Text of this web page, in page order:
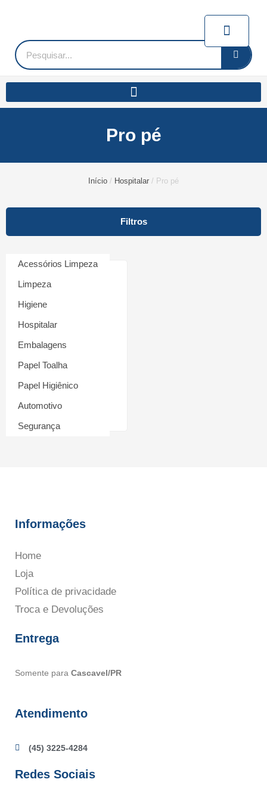
conteúdoPesquisar
Pro pé
Início / Hospitalar / Pro pé
Filtros
Acessórios Limpeza
Limpeza
Higiene
Hospitalar
Embalagens
Papel Toalha
Papel Higiênico
Automotivo
Segurança
Propé Descartável
Tamanho Único – 100
R$
Adicionar ao carrinho
Informações
Home
Loja
Política de privacidade
Troca e Devoluções
Entrega
Somente para Cascavel/PR
Atendimento
(45) 3225-4284
Redes Sociais